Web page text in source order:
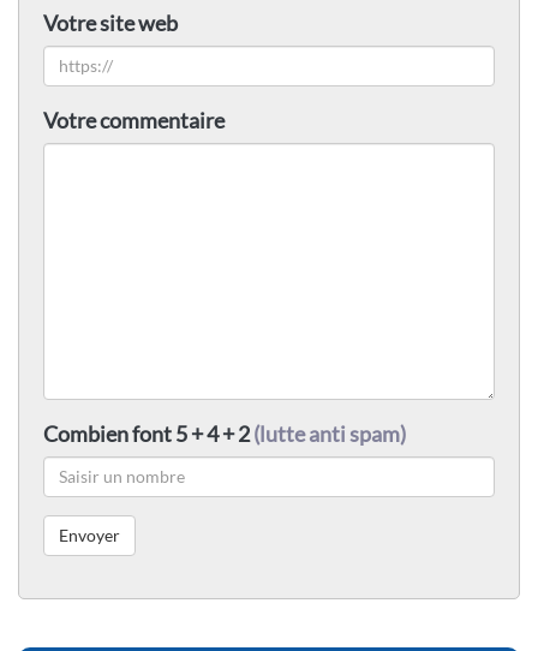
Votre site web
Votre commentaire
Combien font 5 + 4 + 2(lutte anti spam)